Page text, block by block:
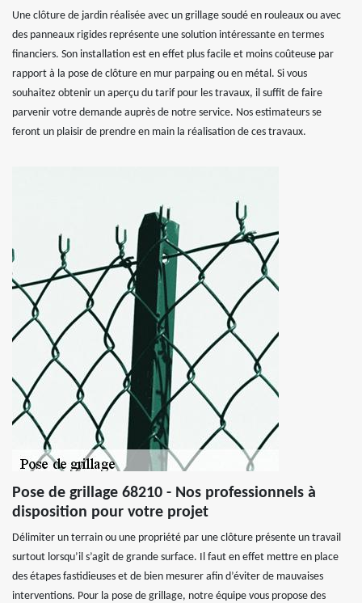
Une clôture de jardin réalisée avec un grillage soudé en rouleaux ou avec
des panneaux rigides représente une solution intéressante en termes
financiers. Son installation est en effet plus facile et moins coûteuse par
rapport à la pose de clôture en mur parpaing ou en métal. Si vous
souhaitez obtenir un aperçu du tarif pour les travaux, il suffit de faire
parvenir votre demande auprès de notre service. Nos estimateurs se
feront un plaisir de prendre en main la réalisation de ces travaux.
Pose de grillage 68210 - Nos professionnels à
disposition pour votre projet
Délimiter un terrain ou une propriété par une clôture présente un travail
surtout lorsqu’il s’agit de grande surface. Il faut en effet mettre en place
des étapes fastidieuses et de bien mesurer afin d’éviter de mauvaises
interventions. Pour la pose de grillage, notre équipe vous propose des